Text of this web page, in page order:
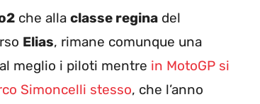
che alla classe regina del
Elias, rimane comunque una
meglio i piloti mentre in MotoGP si
Simoncelli stesso, che l’anno